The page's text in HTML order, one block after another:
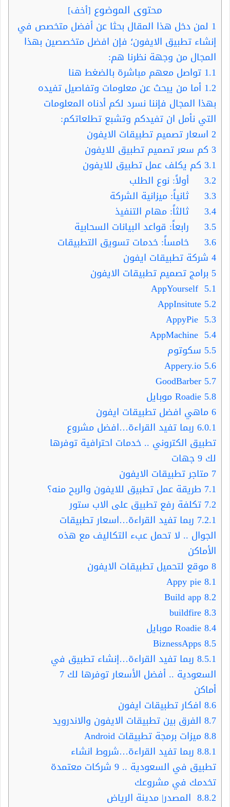
محتوى الموضوع [أخف]
1 لمن دخل هذا المقال بحثا عن أفضل متخصص في
إنشاء تطبيق الايفون؛ فإن افضل متخصصين بهذا
المجال من وجهة نظرنا هم:
1.1 تواصل معهم مباشرة بالضغط هنا
1.2 أما من يبحث عن معلومات وتفاصيل تفيده
بهذا المجال فإننا نسرد لكم أدناه المعلومات
التي نأمل ان تفيدكم وتشبع تطلعاتكم:
2 اسعار تصميم تطبيقات الايفون
3 كم سعر تصميم تطبيق للايفون
3.1 كم يكلف عمل تطبيق للايفون
3.2 أولاً: نوع الطلب
3.3 ثانياً: ميزانية الشركة
3.4 ثالثاً: مهام التنفيذ
3.5 رابعاً: قواعد البيانات السحابية
3.6 خامساً: خدمات تسويق التطبيقات
4 شركة تطبيقات ايفون
5 برامج تصميم تطبيقات الايفون
5.1
5.2
5.3
5.4
5.5 سكوتوم
5.6
5.7
5.8
6ماهي افضل تطبيقات ايفون
6.0.1 ربما تفيد القراءة…افضل مشروع
تطبيق الكتروني .. خدمات احترافية توفرها
لك 9 جهات
7 متاجر تطبيقات الايفون
7.1 طريقة عمل تطبيق للايفون والربح منه؟
7.2 تكلفة رفع تطبيق على الاب ستور
7.2.1 ربما تفيد القراءة…اسعار تطبيقات
الجوال .. لا تحمل عبء التكاليف مع هذه
الأماكن
8موقع لتحميل تطبيقات الايفون
8.1
8.2
8.3
8.4
8.5
8.5.1 ربما تفيد القراءة…إنشاء تطبيق في
السعودية .. أفضل الأسعار توفرها لك 7
أماكن
8.6 افكار تطبيقات ايفون
8.7 الفرق بين تطبيقات الايفون والاندرويد
8.8ميزات برمجة تطبيقات Android
8.8.1 ربما تفيد القراءة…شروط انشاء
تطبيق في السعودية .. 9 شركات معتمدة
تخدمك في مشروعك
8.8.2 المصدر| مدينة الرياض